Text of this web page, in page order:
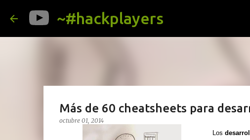
~#hackplayers
Más de 60 cheatsheets para
octubre 01, 2014
Los